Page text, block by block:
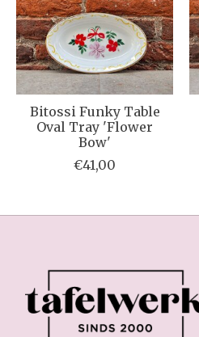
Bitossi Funky Table
Oval Tray 'Flower
Bow'
€41,00